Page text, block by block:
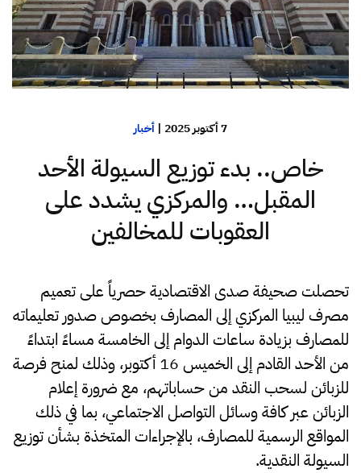
7 أكتوبر 2025 | أخبار
خاص.. بدء توزيع السيولة الأحد
المقبل… والمركزي يشدد على
العقوبات للمخالفين
تحصلت صحيفة صدى الاقتصادية حصرياً على تعميم
مصرف ليبيا المركزي إلى المصارف بخصوص صدور تعليماته
للمصارف بزيادة ساعات الدوام إلى الخامسة مساءً ابتداءً
من الأحد القادم إلى الخميس 16 أكتوبر، وذلك لمنح فرصة
للزبائن لسحب النقد من حساباتهم، مع ضرورة إعلام
الزبائن عبر كافة وسائل التواصل الاجتماعي، بما في ذلك
المواقع الرسمية للمصارف، بالإجراءات المتخذة بشأن توزيع
السيولة النقدية.